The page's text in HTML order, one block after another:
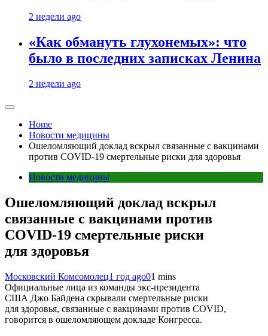
2 недели ago
«Как обмануть глухонемых»: что
было в последних записках Ленина
2 недели ago
Home
Новости медицины
Ошеломляющий доклад вскрыл связанные с вакцинами
против COVID-19 смертельные риски для здоровья
Новости медицины
Ошеломляющий доклад вскрыл
связанные с вакцинами против
COVID-19 смертельные риски
для здоровья
Московский Комсомолец1 год ago01 mins
Официальные лица из команды экс-президента
США Джо Байдена скрывали смертельные риски
для здоровья, связанные с вакцинами против COVID,
говорится в ошеломляющем докладе Конгресса.